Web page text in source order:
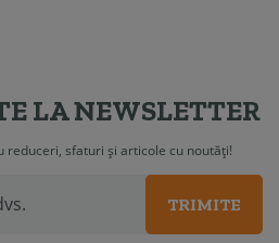
LA NEWSLETTER
reduceri, sfaturi și articole cu noutăți!
TRIMITE